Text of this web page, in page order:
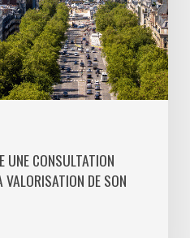
UNE CONSULTATION
VALORISATION DE SON